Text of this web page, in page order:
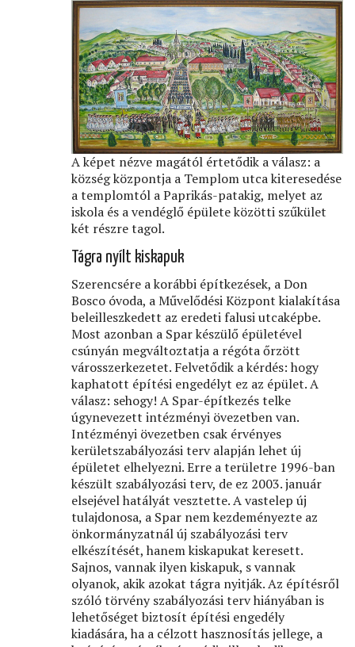
A képet nézve magától értetődik a válasz: a
község központja a Templom utca kiteresedése
a templomtól a Paprikás-patakig, melyet az
iskola és a vendéglő épülete közötti szűkület
két részre tagol.
Tágra nyílt kiskapuk
Szerencsére a korábbi építkezések, a Don
Bosco óvoda, a Művelődési Központ kialakítása
beleilleszkedett az eredeti falusi utcaképbe.
Most azonban a Spar készülő épületével
csúnyán megváltoztatja a régóta őrzött
városszerkezetet. Felvetődik a kérdés: hogy
kaphatott építési engedélyt ez az épület. A
válasz: sehogy! A Spar-építkezés telke
úgynevezett intézményi övezetben van.
Intézményi övezetben csak érvényes
kerületszabályozási terv alapján lehet új
épületet elhelyezni. Erre a területre 1996-ban
készült szabályozási terv, de ez 2003. január
elsejével hatályát vesztette. A vastelep új
tulajdonosa, a Spar nem kezdeményezte az
önkormányzatnál új szabályozási terv
elkészítését, hanem kiskapukat keresett.
Sajnos, vannak ilyen kiskapuk, s vannak
olyanok, akik azokat tágra nyitják. Az építésről
szóló törvény szabályozási terv hiányában is
lehetőséget biztosít építési engedély
kiadására, ha a célzott hasznosítás jellege, a